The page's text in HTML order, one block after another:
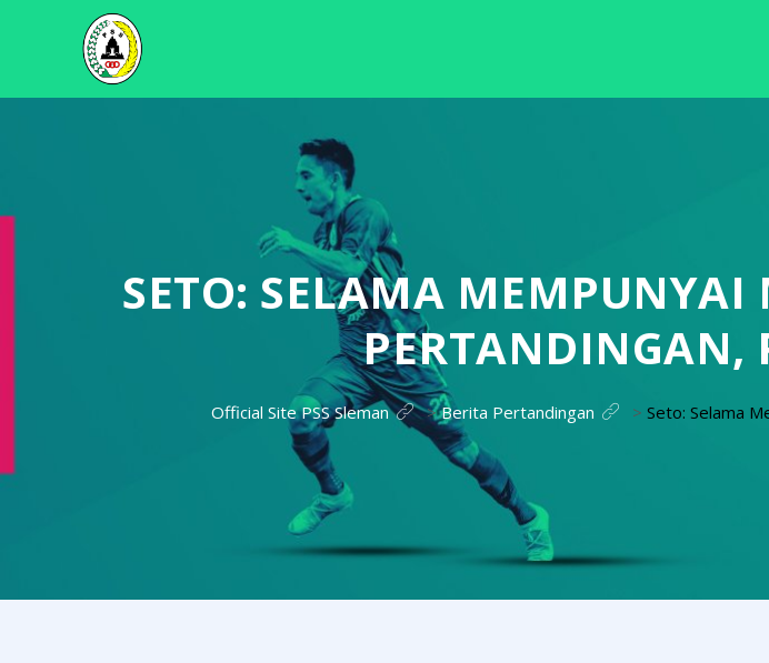
SETO: SELAMA
PERTANDINGAN,
Official Site PSS Sleman >Berita Pertandingan > Seto: Selama